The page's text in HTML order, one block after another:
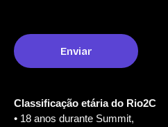
Classificação etária do Rio2C
• 18 anos durante Summit,